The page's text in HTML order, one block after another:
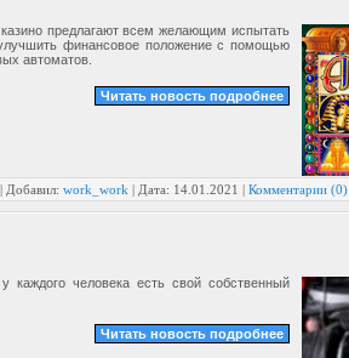
предлагают всем желающим испытать
финансовое положение с помощью
автоматов.
Читать новость подробнее
Добавил: work_work | Дата: 14.01.2021 | Комментарии (0)
каждого человека есть свой собственный
Читать новость подробнее